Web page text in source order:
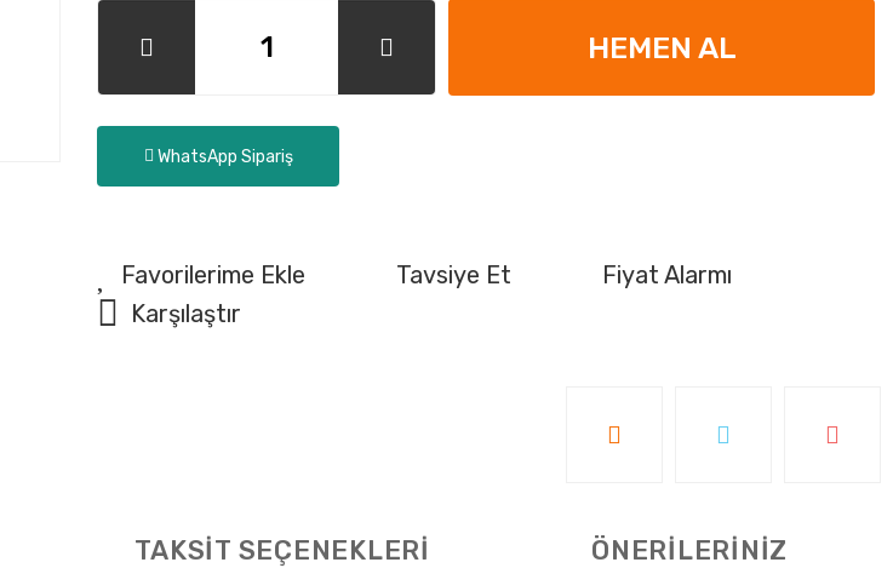
HEMEN AL
WhatsApp Sipariş
Tavsiye Et
Fiyat Alarmı
Karşılaştır
TAKSİT SEÇENEKLERİ ÖNERİLERİNİZ